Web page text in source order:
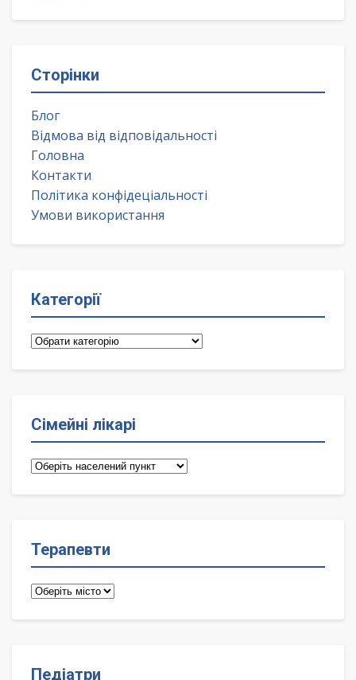
Сторінки
Блог
Відмова від відповідальності
Головна
Контакти
Політика конфідеціальності
Умови використання
Категорії
Категорії
Сімейні лікарі
Сімейні
Терапевти
Терапевти
Педіатри